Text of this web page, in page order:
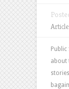
about